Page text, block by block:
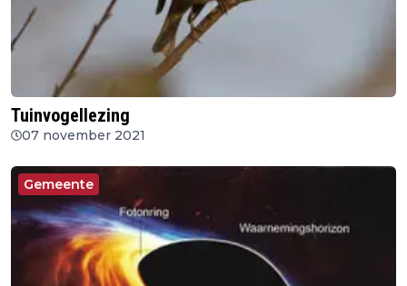
Tuinvogellezing
07 november 2021
Gemeente